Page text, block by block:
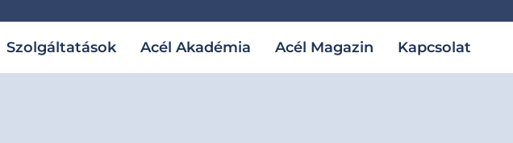
Szolgáltatások Acél Akadémia Acél Magazin Kapcsolat